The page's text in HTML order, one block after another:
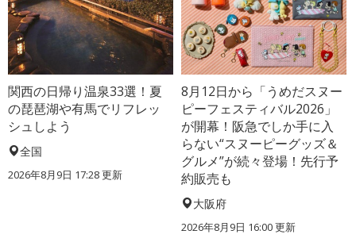
関西の日帰り温泉33選！夏
の琵琶湖や有馬でリフレッ
シュしよう
全国
2026年8月9日 17:28更新
8月12日から「うめだスヌー
ピーフェスティバル2026」
が開幕！阪急でしか手に入
らない“スヌーピーグッズ＆
グルメ”が続々登場！先行予
約販売も
大阪府
2026年8月9日 16:00更新